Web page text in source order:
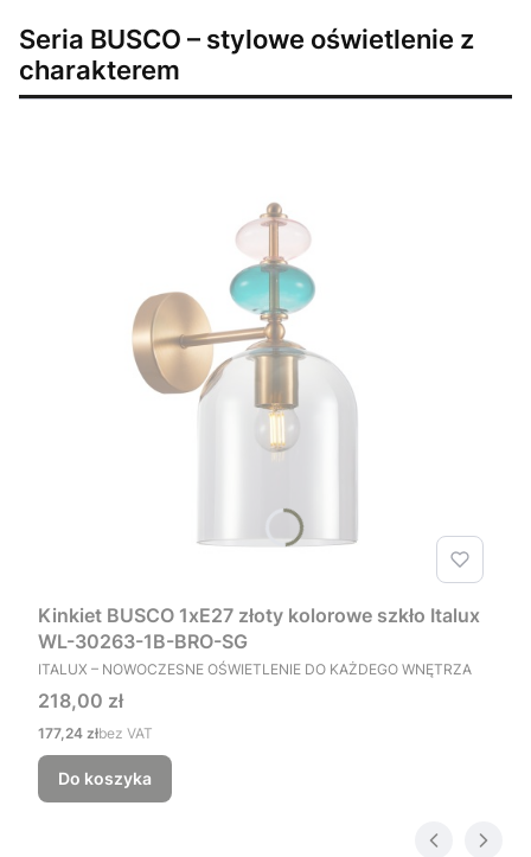
Seria BUSCO – stylowe oświetlenie z
charakterem
Kinkiet BUSCO 1xE27 złoty kolorowe szkło Italux
WL-30263-1B-BRO-SG
PRODUCENT
ITALUX – NOWOCZESNE OŚWIETLENIE DO KAŻDEGO WNĘTRZA
Cena
218,00 zł
Cena
177,24 złbez VAT
Do koszyka